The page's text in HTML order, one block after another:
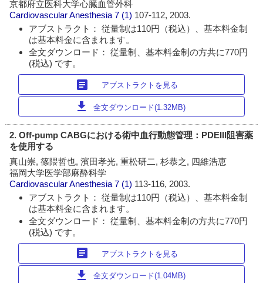
京都府立医科大学心臓血管外科
Cardiovascular Anesthesia 7 (1) 107-112, 2003.
アブストラクト： 従量制は110円（税込）、基本料金制
は基本料金に含まれます。
全文ダウンロード： 従量制、基本料金制の方共に770円
(税込) です。
article アブストラクトを見る
download 全文ダウンロード(1.32MB)
2. Off-pump CABGにおける術中血行動態管理：PDEIII阻害薬
を使用する
真山崇, 篠隈哲也, 濱田孝光, 重松研二, 杉恭之, 四維浩恵
福岡大学医学部麻酔科学
Cardiovascular Anesthesia 7 (1) 113-116, 2003.
アブストラクト： 従量制は110円（税込）、基本料金制
は基本料金に含まれます。
全文ダウンロード： 従量制、基本料金制の方共に770円
(税込) です。
article アブストラクトを見る
download 全文ダウンロード(1.04MB)